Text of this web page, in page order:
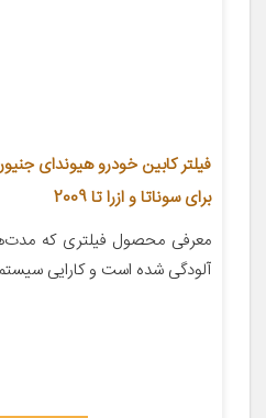
برای سوناتا و ازرا تا 2009
معرفی محصول فیلتری که
آلودگی شده است و کارایی